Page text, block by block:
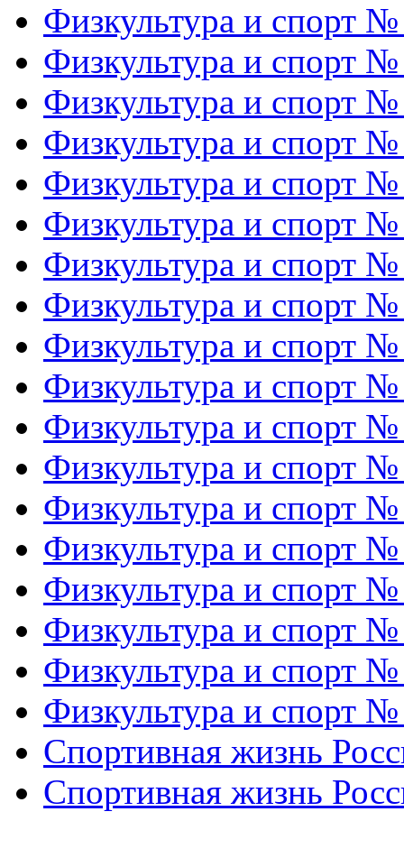
Физкультура и спорт
Физкультура и спорт
Физкультура и спорт
Физкультура и спорт
Физкультура и спорт
Физкультура и спорт
Физкультура и спорт
Физкультура и спорт
Физкультура и спорт
Физкультура и спорт
Физкультура и спорт
Физкультура и спорт
Физкультура и спорт
Физкультура и спорт
Физкультура и спорт
Физкультура и спорт
Физкультура и спорт
Физкультура и спорт
Спортивная жизнь
Спортивная жизнь